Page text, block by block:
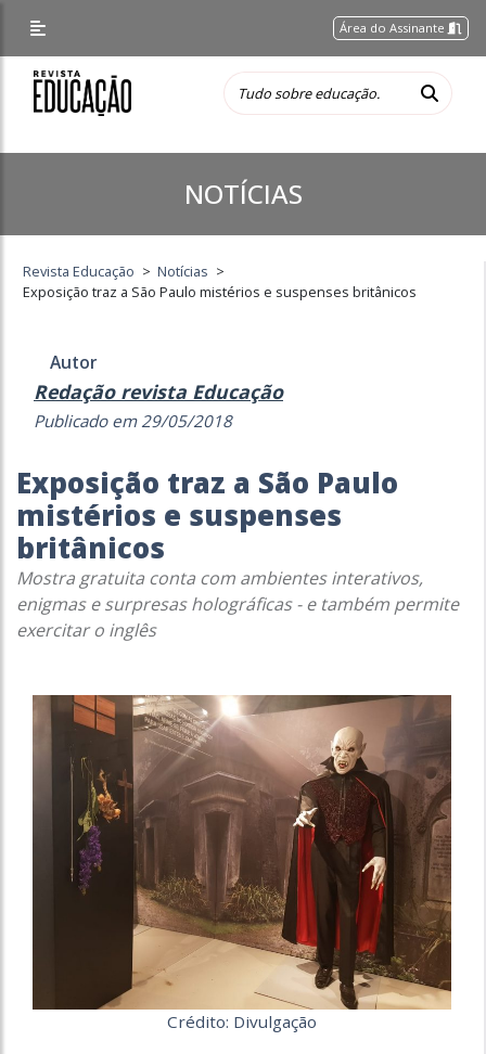
Área do Assinante
NOTÍCIAS
Revista Educação > Notícias >
Exposição traz a São Paulo mistérios e suspenses britânicos
Autor
Redação revista Educação
Publicado em 29/05/2018
Exposição traz a São Paulo
mistérios e suspenses
britânicos
Mostra gratuita conta com ambientes interativos,
enigmas e surpresas holográficas - e também permite
exercitar o inglês
Crédito: Divulgação